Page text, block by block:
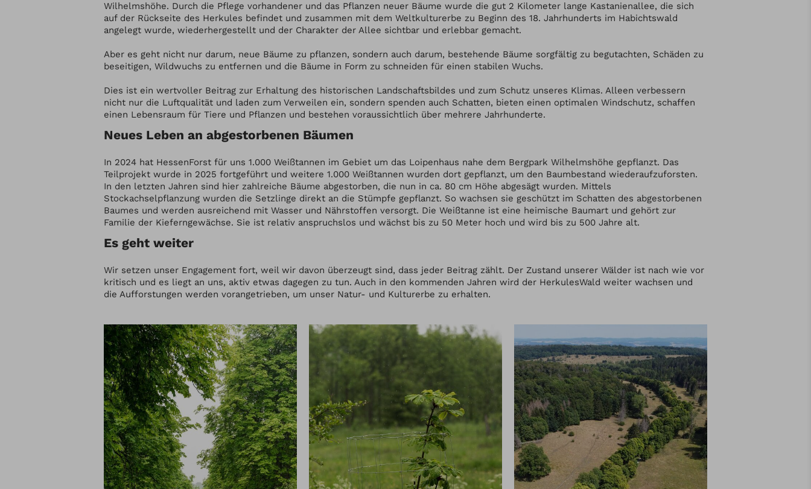
Wilhelmshöhe. Durch die Pflege vorhandener und das Pflanzen neuer Bäume wurde die gut 2 Kilometer lange Kastanienallee, die sich
auf der Rückseite des Herkules befindet und zusammen mit dem Weltkulturerbe zu Beginn des 18. Jahrhunderts im Habichtswald
angelegt wurde, wiederhergestellt und der Charakter der Allee sichtbar und erlebbar gemacht.
Aber es geht nicht nur darum, neue Bäume zu pflanzen, sondern auch darum, bestehende Bäume sorgfältig zu begutachten, Schäden zu
beseitigen, Wildwuchs zu entfernen und die Bäume in Form zu schneiden für einen stabilen Wuchs.
Dies ist ein wertvoller Beitrag zur Erhaltung des historischen Landschaftsbildes und zum Schutz unseres Klimas. Alleen verbessern
nicht nur die Luftqualität und laden zum Verweilen ein, sondern spenden auch Schatten, bieten einen optimalen Windschutz, schaffen
einen Lebensraum für Tiere und Pflanzen und bestehen voraussichtlich über mehrere Jahrhunderte.
Neues Leben an abgestorbenen Bäumen
In 2024 hat HessenForst für uns 1.000 Weißtannen im Gebiet um das Loipenhaus nahe dem Bergpark Wilhelmshöhe gepflanzt. Das
Teilprojekt wurde in 2025 fortgeführt und weitere 1.000 Weißtannen wurden dort gepflanzt, um den Baumbestand wiederaufzuforsten.
In den letzten Jahren sind hier zahlreiche Bäume abgestorben, die nun in ca. 80 cm Höhe abgesägt wurden. Mittels
Stockachselpflanzung wurden die Setzlinge direkt an die Stümpfe gepflanzt. So wachsen sie geschützt im Schatten des abgestorbenen
Baumes und werden ausreichend mit Wasser und Nährstoffen versorgt. Die Weißtanne ist eine heimische Baumart und gehört zur
Familie der Kieferngewächse. Sie ist relativ anspruchslos und wächst bis zu 50 Meter hoch und wird bis zu 500 Jahre alt.
Es geht weiter
Wir setzen unser Engagement fort, weil wir davon überzeugt sind, dass jeder Beitrag zählt. Der Zustand unserer Wälder ist nach wie vor
kritisch und es liegt an uns, aktiv etwas dagegen zu tun. Auch in den kommenden Jahren wird der HerkulesWald weiter wachsen und
die Aufforstungen werden vorangetrieben, um unser Natur- und Kulturerbe zu erhalten.